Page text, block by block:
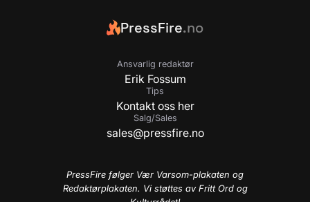
PressFire.no
Ansvarlig redaktør
Erik Fossum
Tips
Kontakt oss her
Salg/Sales
sales@pressfire.no
PressFire følger Vær Varsom-plakaten og
Redaktørplakaten. Vi støttes av Fritt Ord og